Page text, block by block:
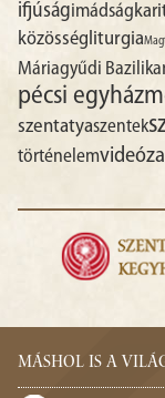
ifjúságimádság
közösségliturgia
Máriagyűdi Bazilika
pécsi
szentatyaszentek
történelemvideó
MÁSHOL IS A